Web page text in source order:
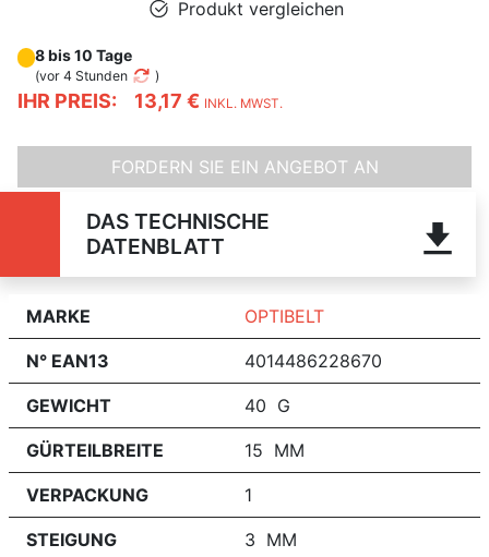
Produkt vergleichen
IHR PREIS: 13,17 € INKL. MWST.
8 bis 10 Tage
(vor 4 Stunden )
FORDERN SIE EIN ANGEBOT AN
DAS TECHNISCHE
DATENBLATT
MARKE OPTIBELT
N° EAN13 4014486228670
GEWICHT 40 G
GÜRTEILBREITE 15 MM
VERPACKUNG 1
STEIGUNG 3 MM